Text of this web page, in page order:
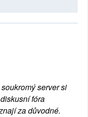
server si
fóra
za důvodné.